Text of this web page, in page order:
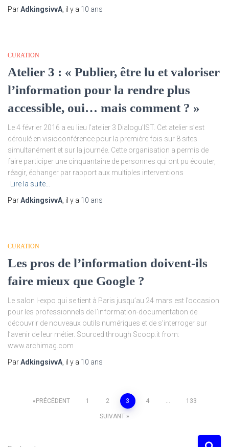
ParAdkingsivvA , il y a 10 ans
CURATION
Atelier 3 : « Publier, être lu et valoriser
l’information pour la rendre plus
accessible, oui… mais comment ? »
Le 4 février 2016 a eu lieu l’atelier 3 Dialogu’IST. Cet atelier s’est
déroulé en visioconférence pour la première fois sur 8 sites
simultanément et sur la journée. Cette organisation a permis de
faire participer une cinquantaine de personnes qui ont pu écouter,
réagir, échanger par rapport aux multiples interventions
Lire la suite…
ParAdkingsivvA , il y a 10 ans
CURATION
Les pros de l’information doivent-ils
faire mieux que Google ?
Le salon I-expo qui se tient à Paris jusqu’au 24 mars est l’occasion
pour les professionnels de l’information-documentation de
découvrir de nouveaux outils numériques et de s’interroger sur
l’avenir de leur métier. Sourced through Scoop.it from:
www.archimag.com
ParAdkingsivvA , il y a 10 ans
Navigation
PRÉCÉDENT 1 2 3 4 … 133
SUIVANT
R